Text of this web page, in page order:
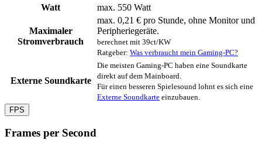
Watt
max. 550 Watt
Maximaler
Stromverbrauch
max. 0,21 € pro Stunde, ohne Monitor und
Peripheriegeräte.
berechnet mit 39ct/KW
Ratgeber: Was verbraucht mein Gaming-PC?
Externe Soundkarte
Die meisten Gaming-PC haben eine Soundkarte
direkt auf dem Mainboard.
Für einen besseren Spielesound lohnt es sich eine
Externe Soundkarte einzubauen.
FPS
Frames per Second